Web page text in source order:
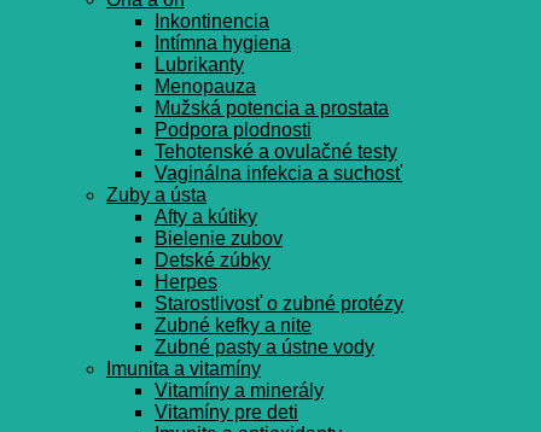
Inkontinencia
Intímna hygiena
Lubrikanty
Menopauza
Mužská potencia a prostata
Podpora plodnosti
Tehotenské a ovulačné testy
Vaginálna infekcia a suchosť
Zuby a ústa
Afty a kútiky
Bielenie zubov
Detské zúbky
Herpes
Starostlivosť o zubné protézy
Zubné kefky a nite
Zubné pasty a ústne vody
Imunita a vitamíny
Vitamíny a minerály
Vitamíny pre deti